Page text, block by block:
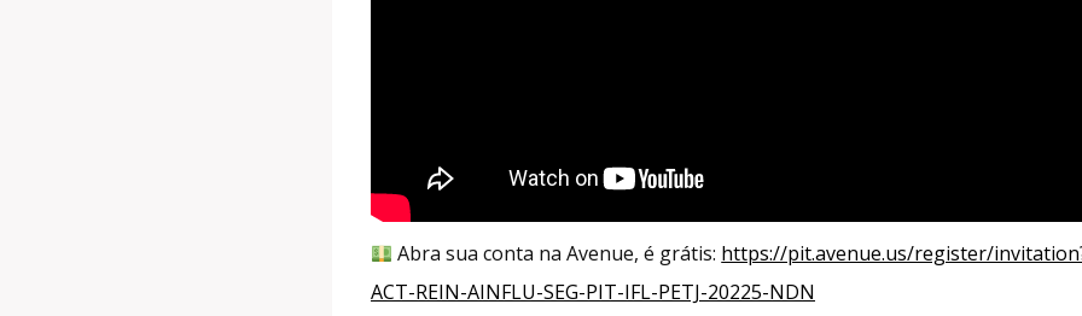
Abra sua conta na Avenue, é grátis: https://pit.avenue.us/register/
ACT-REIN-AINFLU-SEG-PIT-IFL-PETJ-20225-NDN